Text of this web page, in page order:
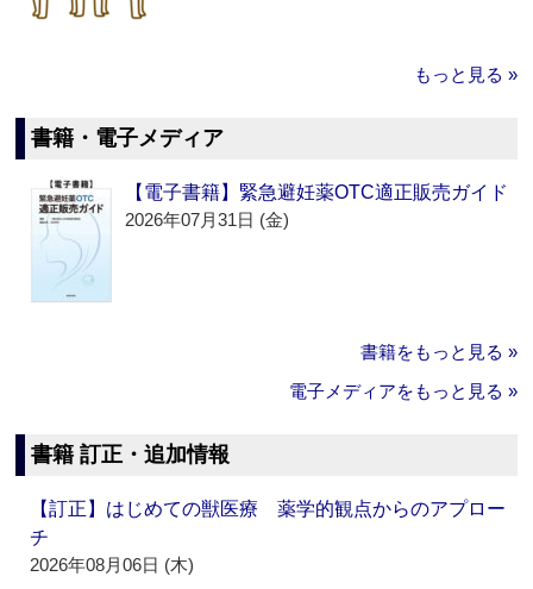
もっと見る »
書籍・電子メディア
【電子書籍】緊急避妊薬OTC適正販売ガイド
2026年07月31日 (金)
書籍をもっと見る »
電子メディアをもっと見る »
書籍 訂正・追加情報
【訂正】はじめての獣医療 薬学的観点からのアプロー
チ
2026年08月06日 (木)